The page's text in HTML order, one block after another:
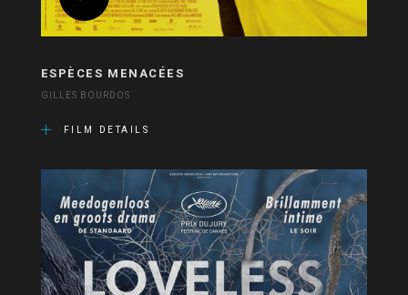
ESPÈCES MENACÉES
GILLES BOURDOS
FILM DETAILS